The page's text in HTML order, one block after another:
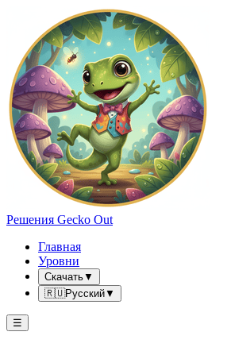
Решения Gecko Out
Главная
Уровни
Скачать▼
🇷🇺Русский▼
☰